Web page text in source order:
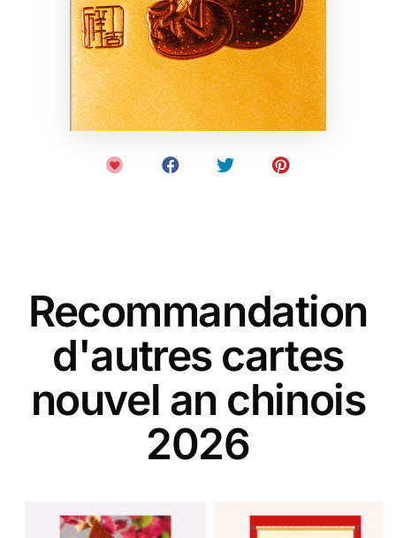
Recommandation
d'autres cartes
nouvel an chinois
2026